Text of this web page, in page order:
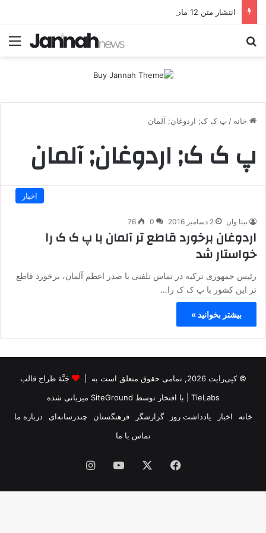
انتشار متن 12 ماده‌ای توافق نهایی بین ترکیه و پ.ک.ک
خانه / پ ک ک; اردوغان; آلمان
پ ک ک; اردوغان; آلمان
اخبار
بیتا وان 2 دسامبر 2016 0
76
اردوغان برخورد قاطع تر آلمان با پ ک ک را
خواستار شد
رئیس جمهوری ترکیه در تماس تلفنی با صدر اعظم آلمان، برخورد قاطع
تر این کشور با پ ک ک را…
بیشتر بخوانید »
© کپی‌رایت 2026, تمامی حقوق متعلق است به |
جَنَّة طراح قالب
TieLabs | با افتخار توسط SiteGround میزبانی شده
خانه
اخبار یادداشت روز گزارشگر فرهنگستان چندرسانه‌ای
درباره ما
تماس با ما
فیس
بوک
یوتیوب